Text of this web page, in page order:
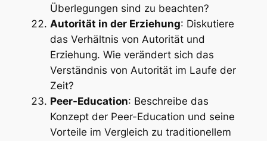
Überlegungen sind zu beachten?
Autorität in der Erziehung: Diskutiere
das Verhältnis von Autorität und
Erziehung. Wie verändert sich das
Verständnis von Autorität im Laufe der
Zeit?
Peer-Education: Beschreibe das
Konzept der Peer-Education und seine
Vorteile im Vergleich zu traditionellem